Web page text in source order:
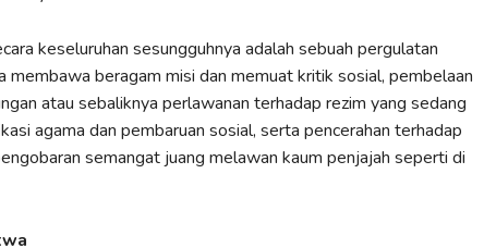
keseluruhan sesungguhnya adalah sebuah pergulatan
membawa beragam misi dan memuat kritik sosial, pembelaan
atau sebaliknya perlawanan terhadap rezim yang sedang
agama dan pembaruan sosial, serta pencerahan terhadap
semangat juang melawan kaum penjajah seperti di